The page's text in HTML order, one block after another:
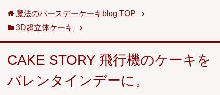
魔法のバースデーケーキblog TOP
3D超立体ケーキ
CAKE STORY 飛行機のケーキを
バレンタインデーに。